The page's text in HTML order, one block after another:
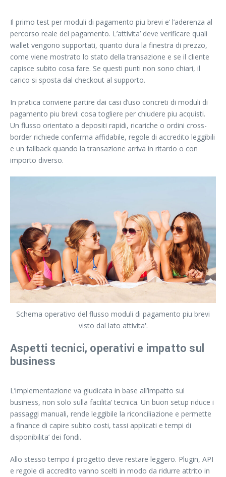
Il primo test per moduli di pagamento piu brevi e’ l’aderenza al
percorso reale del pagamento. L’attivita’ deve verificare quali
wallet vengono supportati, quanto dura la finestra di prezzo,
come viene mostrato lo stato della transazione e se il cliente
capisce subito cosa fare. Se questi punti non sono chiari, il
carico si sposta dal checkout al supporto.
In pratica conviene partire dai casi d’uso concreti di moduli di
pagamento piu brevi: cosa togliere per chiudere piu acquisti.
Un flusso orientato a depositi rapidi, ricariche o ordini cross-
border richiede conferma affidabile, regole di accredito leggibili
e un fallback quando la transazione arriva in ritardo o con
importo diverso.
Schema operativo del flusso moduli di pagamento piu brevi
visto dal lato attivita'.
Aspetti tecnici, operativi e impatto sul
business
L’implementazione va giudicata in base all’impatto sul
business, non solo sulla facilita’ tecnica. Un buon setup riduce i
passaggi manuali, rende leggibile la riconciliazione e permette
a finance di capire subito costi, tassi applicati e tempi di
disponibilita’ dei fondi.
Allo stesso tempo il progetto deve restare leggero. Plugin, API
e regole di accredito vanno scelti in modo da ridurre attrito in